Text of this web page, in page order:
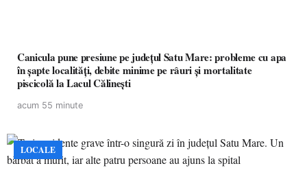
Canicula pune presiune pe județul Satu Mare: probleme cu apa
în șapte localități, debite minime pe râuri și mortalitate
piscicolă la Lacul Călinești
acum 55 minute
LOCALE